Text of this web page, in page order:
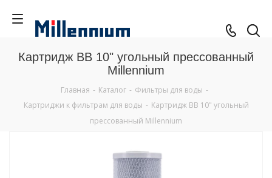
Картридж BB 10" угольный прессованный
Millennium
Главная - Каталог - Фильтры для воды -
Картриджи к фильтрам для воды - Картридж BB 10" угольный
прессованный Millennium